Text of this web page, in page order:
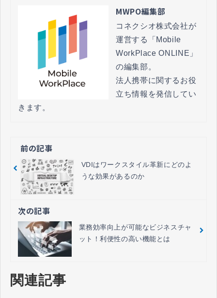
MWPO編集部
コネクシオ株式会社が
運営する「Mobile
WorkPlace ONLINE」
の編集部。
法人携帯に関するお役
立ち情報を発信してい
きます。
前の記事
VDIはワークスタイル革新にどのよ
うな効果があるのか
次の記事
業務効率向上が可能なビジネスチャ
ット！利便性の高い機能とは
関連記事